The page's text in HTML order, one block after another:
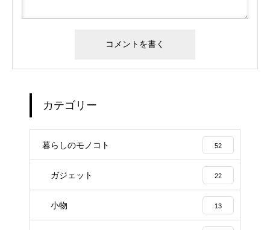
カテゴリー
暮らしのモノコト 52
ガジェット 22
小物 13